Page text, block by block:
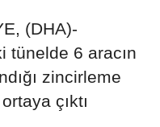
(DHA)-
tünelde 6 aracın
zincirleme
çıktı